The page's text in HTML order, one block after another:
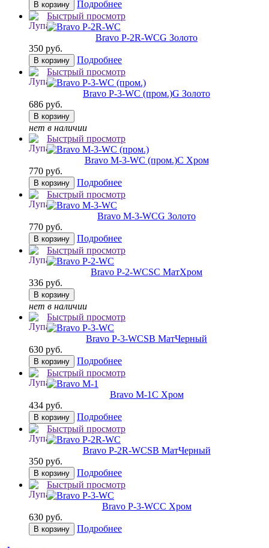
В корзину
Подробнее
Быстрый просмотр
Bravo P-2R-WCG Золото
350 руб.
В корзину
Подробнее
Быстрый просмотр
Bravo P-3-WC (пром.)G Золото
686 руб.
В корзину
нет в наличии
Быстрый просмотр
Bravo M-3-WC (пром.)C Хром
770 руб.
В корзину
Подробнее
Быстрый просмотр
Bravo M-3-WCG Золото
770 руб.
В корзину
Подробнее
Быстрый просмотр
Bravo P-2-WCSC МатХром
336 руб.
В корзину
нет в наличии
Быстрый просмотр
Bravo P-3-WCSB МатЧерный
630 руб.
В корзину
Подробнее
Быстрый просмотр
Bravo M-1C Хром
434 руб.
В корзину
Подробнее
Быстрый просмотр
Bravo P-2R-WCSB МатЧерный
350 руб.
В корзину
Подробнее
Быстрый просмотр
Bravo P-3-WCC Хром
630 руб.
В корзину Подробнее